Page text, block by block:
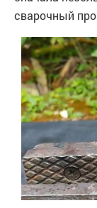
сварочный